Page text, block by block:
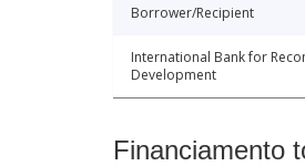
Borrower/Recipient
International Bank for
Development
Financiamento